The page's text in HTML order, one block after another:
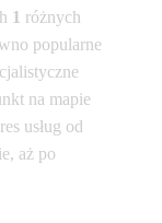
1 różnych
popularne
na mapie
usług od
aż po